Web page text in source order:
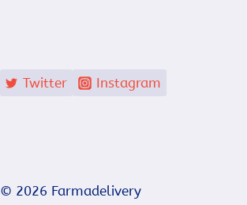
Twitter Instagram
© 2026 Farmadelivery